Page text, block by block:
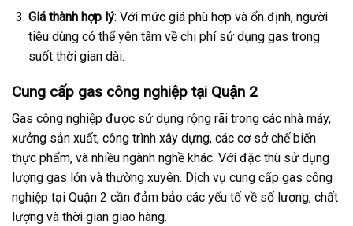
Giá thành hợp lý: Với mức giá phù hợp và ổn định, người
tiêu dùng có thể yên tâm về chi phí sử dụng gas trong
suốt thời gian dài.
Cung cấp gas công nghiệp tại Quận 2
Gas công nghiệp được sử dụng rộng rãi trong các nhà máy,
xưởng sản xuất, công trình xây dựng, các cơ sở chế biến
thực phẩm, và nhiều ngành nghề khác. Với đặc thù sử dụng
lượng gas lớn và thường xuyên. Dịch vụ cung cấp gas công
nghiệp tại Quận 2 cần đảm bảo các yếu tố về số lượng, chất
lượng và thời gian giao hàng.